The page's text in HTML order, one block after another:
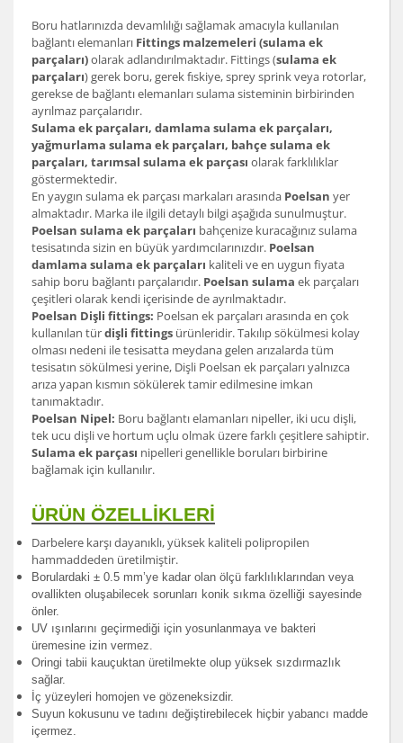
Boru hatlarınızda devamlılığı sağlamak amacıyla kullanılan
bağlantı elemanları Fittings malzemeleri (sulama ek
parçaları)olarak adlandırılmaktadır. Fittings (sulama ek
parçaları) gerek boru, gerek fıskiye, sprey sprink veya rotorlar,
gerekse de bağlantı elemanları sulama sisteminin birbirinden
ayrılmaz parçalarıdır.
Sulama ek parçaları, damlama sulama ek parçaları,
yağmurlama sulama ek parçaları, bahçe sulama ek
parçaları, tarımsal sulama ek parçası olarak farklılıklar
göstermektedir.
En yaygın sulama ek parçası markaları arasında Poelsan yer
almaktadır. Marka ile ilgili detaylı bilgi aşağıda sunulmuştur.
Poelsan sulama ek parçaları bahçenize kuracağınız sulama
tesisatında sizin en büyük yardımcılarınızdır. Poelsan
damlama sulama ek parçaları kaliteli ve en uygun fiyata
sahip boru bağlantı parçalarıdır. Poelsan sulama ek parçaları
çeşitleri olarak kendi içerisinde de ayrılmaktadır.
Poelsan Dişli fittings: Poelsan ek parçaları arasında en çok
kullanılan türdişli fittings ürünleridir. Takılıp sökülmesi kolay
olması nedeni ile tesisatta meydana gelen arızalarda tüm
tesisatın sökülmesi yerine, Dişli Poelsan ek parçaları yalnızca
arıza yapan kısmın sökülerek tamir edilmesine imkan
tanımaktadır.
Poelsan Nipel: Boru bağlantı elamanları nipeller, iki ucu dişli,
tek ucu dişli ve hortum uçlu olmak üzere farklı çeşitlere sahiptir.
Sulama ek parçası nipelleri genellikle boruları birbirine
bağlamak için kullanılır.
ÜRÜN ÖZELLİKLERİ
Darbelere karşı dayanıklı, yüksek kaliteli polipropilen
hammaddeden üretilmiştir.
Borulardaki ± 0.5 mm’ye kadar olan ölçü farklılıklarından veya
ovallikten oluşabilecek sorunları konik sıkma özelliği sayesinde
önler.
UV ışınlarını geçirmediği için yosunlanmaya ve bakteri
üremesine izin vermez.
Oringi tabii kauçuktan üretilmekte olup yüksek sızdırmazlık
sağlar.
İç yüzeyleri homojen ve gözeneksizdir.
Suyun kokusunu ve tadını değiştirebilecek hiçbir yabancı madde
içermez.